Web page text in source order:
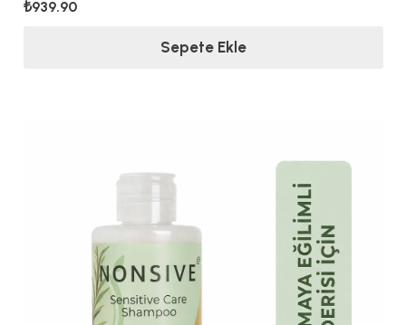
₺939.90
Sepete Ekle